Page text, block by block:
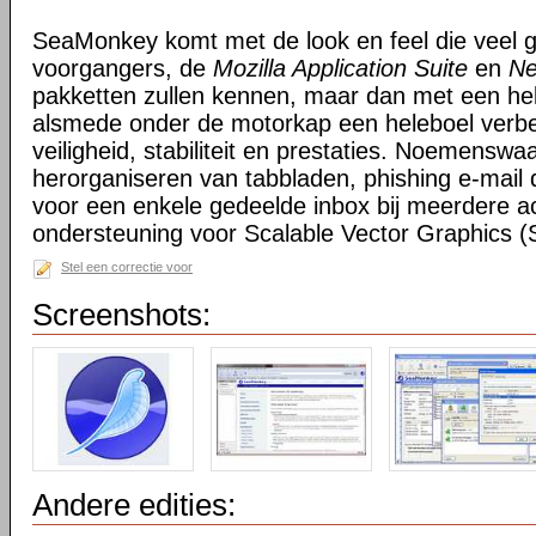
SeaMonkey komt met de look en feel die veel
voorgangers, de Mozilla Application Suite en
pakketten zullen kennen, maar dan met een
alsmede onder de motorkap een heleboel
veiligheid, stabiliteit en prestaties.
herorganiseren van tabbladen, phishing e-mail
voor een enkele gedeelde inbox bij meerdere
ondersteuning voor Scalable Vector Graphics
Stel een correctie voor
Screenshots:
Andere edities: